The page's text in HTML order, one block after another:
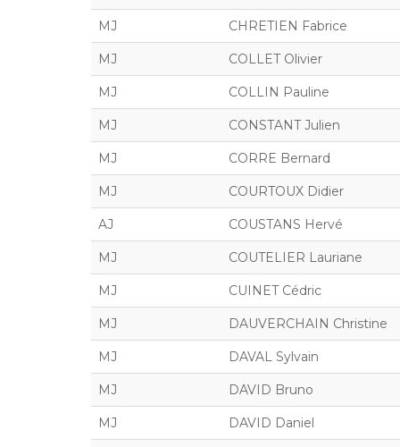
MJ CHRETIEN Fabrice
MJ COLLET Olivier
MJ COLLIN Pauline
MJ CONSTANT Julien
MJ CORRE Bernard
MJ COURTOUX Didier
AJ COUSTANS Hervé
MJ COUTELIER Lauriane
MJ CUINET Cédric
MJ DAUVERCHAIN Christine
MJ DAVAL Sylvain
MJ DAVID Bruno
MJ DAVID Daniel